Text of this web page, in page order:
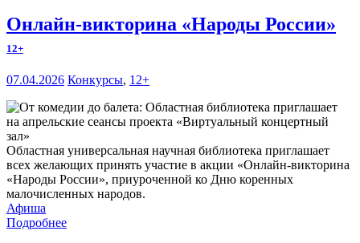
Онлайн-викторина «Народы России»
12+
07.04.2026 Конкурсы, 12+
Областная универсальная научная библиотека приглашает
всех желающих принять участие в акции «Онлайн-викторина
«Народы России», приуроченной ко Дню коренных
малочисленных народов.
Афиша
Подробнее